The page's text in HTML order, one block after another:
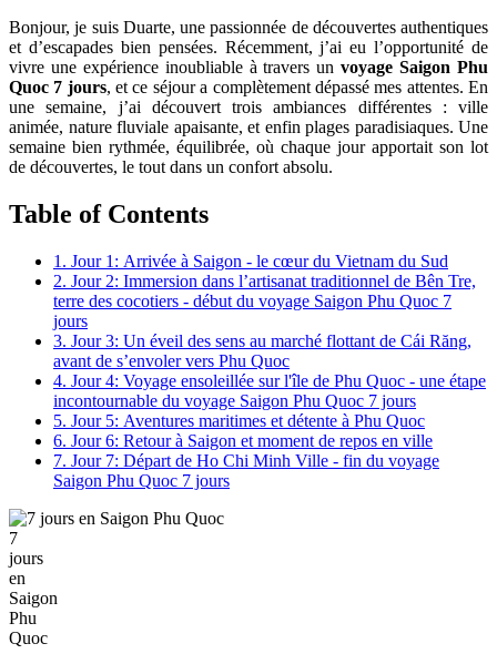
Bonjour, je suis Duarte, une passionnée de découvertes authentiques
et d’escapades bien pensées. Récemment, j’ai eu l’opportunité de
vivre une expérience inoubliable à travers unvoyage Saigon Phu
Quoc 7 jours, et ce séjour a complètement dépassé mes attentes. En
une semaine, j’ai découvert trois ambiances différentes : ville
animée, nature fluviale apaisante, et enfin plages paradisiaques. Une
semaine bien rythmée, équilibrée, où chaque jour apportait son lot
de découvertes, le tout dans un confort absolu.
Table of Contents
1. Jour 1: Arrivée à Saigon - le cœur du Vietnam du Sud
2. Jour 2: Immersion dans l’artisanat traditionnel de Bên Tre,
terre des cocotiers - début du voyage Saigon Phu Quoc 7
jours
3. Jour 3: Un éveil des sens au marché flottant de Cái Răng,
avant de s’envoler vers Phu Quoc
4. Jour 4: Voyage ensoleillée sur l'île de Phu Quoc - une étape
incontournable du voyage Saigon Phu Quoc 7 jours
5. Jour 5: Aventures maritimes et détente à Phu Quoc
6. Jour 6: Retour à Saigon et moment de repos en ville
7. Jour 7: Départ de Ho Chi Minh Ville - fin du voyage
Saigon Phu Quoc 7 jours
7
jours
en
Saigon
Phu
Quoc